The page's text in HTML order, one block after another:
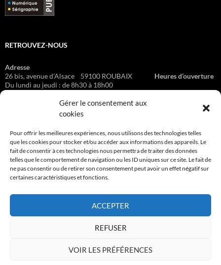
Gérer le consentement aux
cookies
Pour offrir les meilleures expériences, nous utilisons des technologies telles
que les cookies pour stocker et/ou accéder aux informations des appareils. Le
fait de consentir à ces technologies nous permettra de traiter des données
telles que le comportement de navigation ou les ID uniques sur ce site. Le fait de
ne pas consentir ou de retirer son consentement peut avoir un effet négatif sur
certaines caractéristiques et fonctions.
ACCEPTER
REFUSER
VOIR LES PRÉFÉRENCES
RETROUVEZ-NOUS
Adresse
26 bis, avenue d’Alsace 59100 ROUBAIX Heures d’ouverture
Du lundi au jeudi : de 8h30 à 18h00
CGV
Mentions légales & Traitement des données personnelles
NOS DEVIS SONT GRATUITS